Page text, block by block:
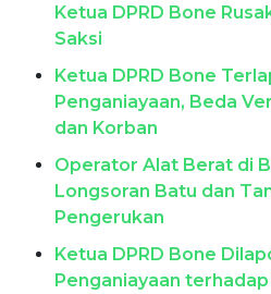
Ketua DPRD Bone
Saksi
Ketua DPRD Bone
Penganiayaan, Beda
dan Korban
Operator Alat Berat di
Longsoran Batu dan
Pengerukan
Ketua DPRD Bone
Penganiayaan